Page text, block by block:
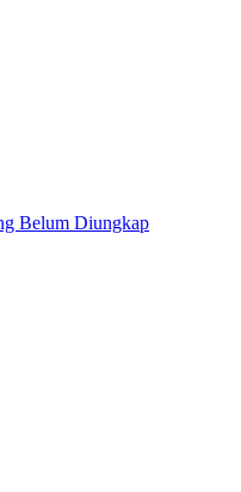
Belum Diungkap